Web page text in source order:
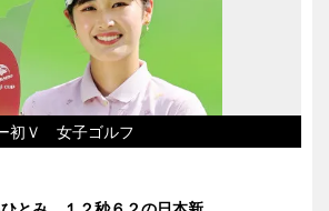
初Ｖ 女子ゴルフ